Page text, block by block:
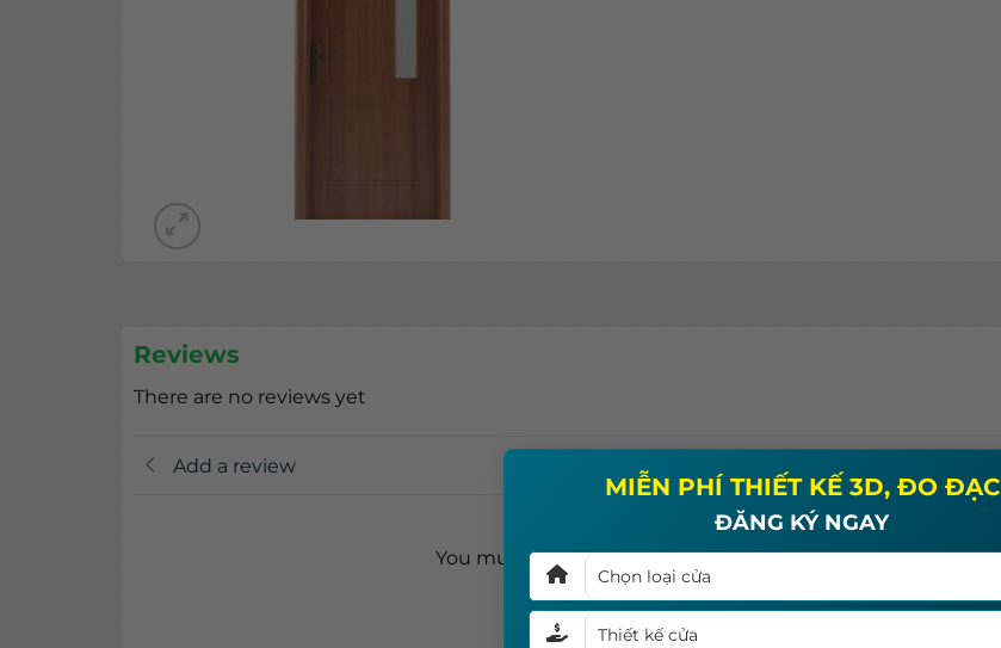
MIỄN PHÍ THIẾT KẾ 3D, ĐO ĐẠC
ĐĂNG KÝ NGAY
Reviews
There are no reviews yet
Add a review
You must be logged in to post a review